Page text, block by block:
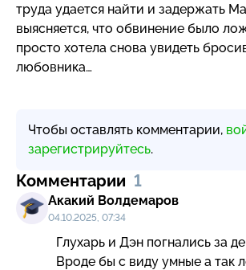
труда удается найти и задержать
выясняется, что обвинение было
просто хотела снова увидеть
любовника…
Чтобы оставлять комментарии,
зарегистрируйтесь.
Комментарии 1
Акакий Волдемаров
04.10.2025, 07:34
Глухарь и Дэн погнались за
Вроде бы с виду умные а так